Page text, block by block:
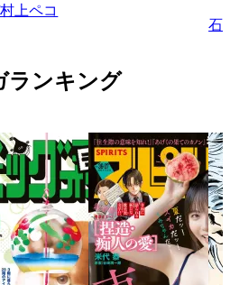
上ペコ
石
ランキング